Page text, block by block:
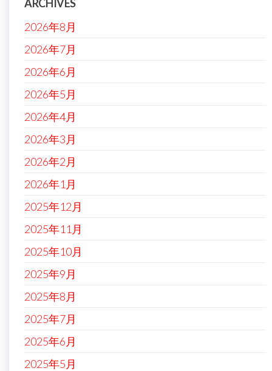
ARCHIVES
2026年8月
2026年7月
2026年6月
2026年5月
2026年4月
2026年3月
2026年2月
2026年1月
2025年12月
2025年11月
2025年10月
2025年9月
2025年8月
2025年7月
2025年6月
2025年5月